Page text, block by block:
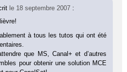
le 18 septembre 2007 :
à tous les tutos qui ont été
que MS, Canal+ et d’autres
pour obtenir une solution MCE